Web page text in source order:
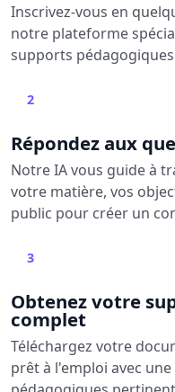
Inscrivez-vous en
notre plateforme
supports
2
Répondez aux
Notre IA vous guide à
votre matière, vos
public pour créer un
3
Obtenez votre
complet
Téléchargez votre
prêt à l'emploi avec